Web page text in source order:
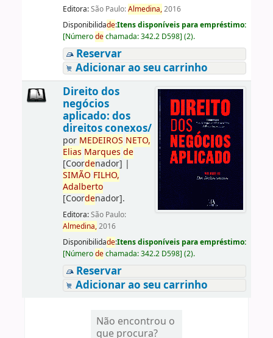
Editora:São Paulo:Almedina,2016
Disponibilidade:Itens disponíveis para empréstimo:
[Númerodechamada:342.2 D598] (2).
Reservar
Adicionar ao seu carrinho
Direito dos
negócios
aplicado: dos
direitos conexos/
por MEDEIROS NETO,
Elias Marques de
[Coordenador] |
SIMÃO FILHO,
Adalberto
[Coordenador].
Editora:São Paulo:
Almedina,2016
Disponibilidade:Itens disponíveis para empréstimo:
[Númerodechamada:342.2 D598] (2).
Reservar
Adicionar ao seu carrinho
Não encontrou o
que procura?